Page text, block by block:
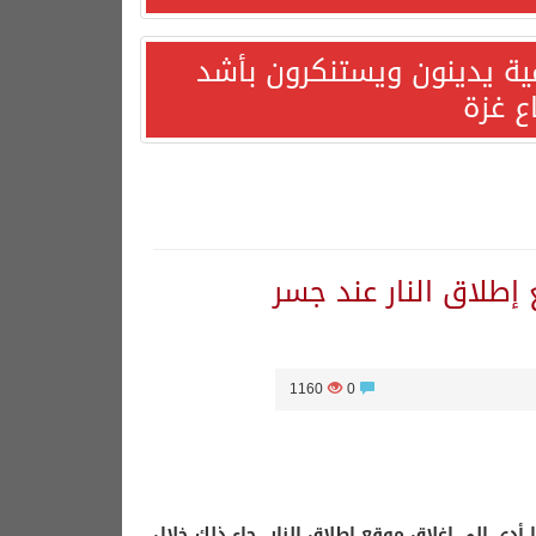
يدينون ويستنكرون بأشد
غزة
النار عند جسر
0
1160